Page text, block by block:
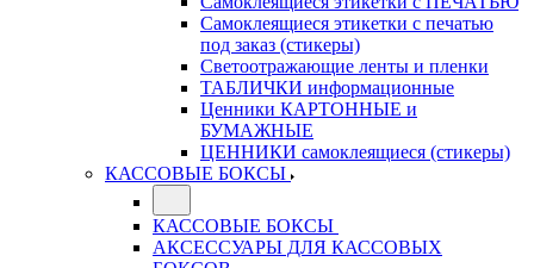
Самоклеящиеся этикетки с печатью
под заказ (стикеры)
Светоотражающие ленты и пленки
ТАБЛИЧКИ информационные
Ценники КАРТОННЫЕ и
БУМАЖНЫЕ
ЦЕННИКИ самоклеящиеся (стикеры)
КАССОВЫЕ БОКСЫ
КАССОВЫЕ БОКСЫ
АКСЕССУАРЫ ДЛЯ КАССОВЫХ